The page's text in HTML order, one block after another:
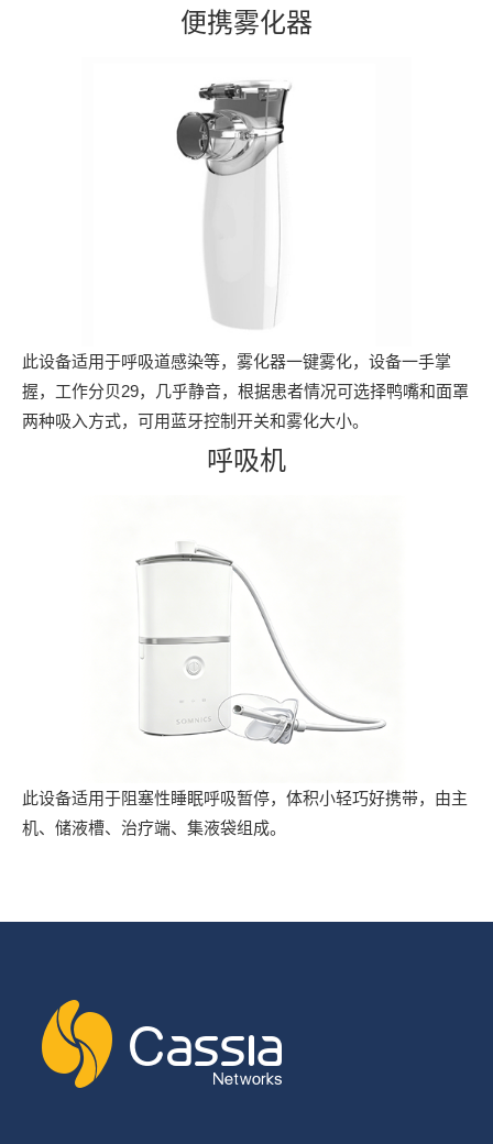
便携雾化器
此设备适用于呼吸道感染等，雾化器一键雾化，设备一手掌
握，工作分贝29，几乎静音，根据患者情况可选择鸭嘴和面罩
两种吸入方式，可用蓝牙控制开关和雾化大小。
呼吸机
此设备适用于阻塞性睡眠呼吸暂停，体积小轻巧好携带，由主
机、储液槽、治疗端、集液袋组成。